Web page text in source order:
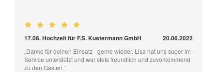
17.06. Hochzeit für F.S. Kustermann GmbH 20.06.2022
„Danke für deinen Einsatz - gerne wieder. Lisa hat uns super im
Service unterstützt und war stets freundlich und zuvorkommend
zu den Gästen.“